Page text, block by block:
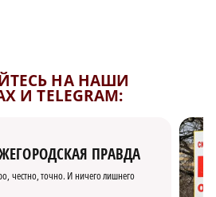
НА НАШИ
И TELEGRAM:
ПРАВДА
честно, точно. И ничего лишнего